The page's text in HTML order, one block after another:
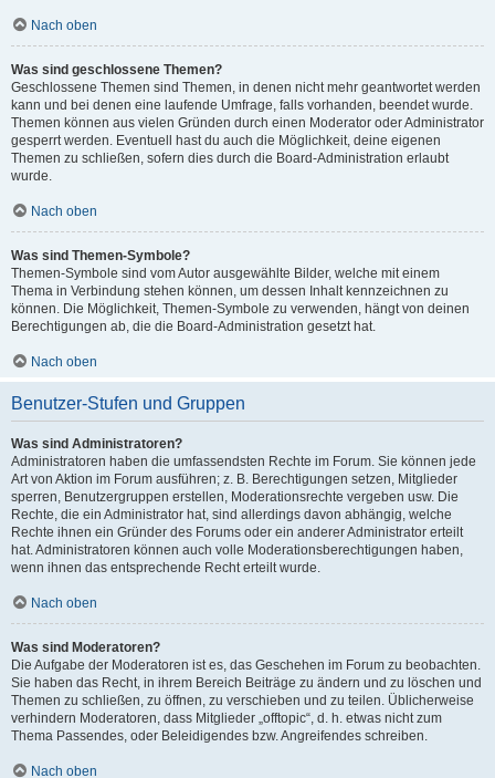
Nach oben
Was sind geschlossene Themen?
Geschlossene Themen sind Themen, in denen nicht mehr geantwortet werden
kann und bei denen eine laufende Umfrage, falls vorhanden, beendet wurde.
Themen können aus vielen Gründen durch einen Moderator oder Administrator
gesperrt werden. Eventuell hast du auch die Möglichkeit, deine eigenen
Themen zu schließen, sofern dies durch die Board-Administration erlaubt
wurde.
Nach oben
Was sind Themen-Symbole?
Themen-Symbole sind vom Autor ausgewählte Bilder, welche mit einem
Thema in Verbindung stehen können, um dessen Inhalt kennzeichnen zu
können. Die Möglichkeit, Themen-Symbole zu verwenden, hängt von deinen
Berechtigungen ab, die die Board-Administration gesetzt hat.
Nach oben
Benutzer-Stufen und Gruppen
Was sind Administratoren?
Administratoren haben die umfassendsten Rechte im Forum. Sie können jede
Art von Aktion im Forum ausführen; z. B. Berechtigungen setzen, Mitglieder
sperren, Benutzergruppen erstellen, Moderationsrechte vergeben usw. Die
Rechte, die ein Administrator hat, sind allerdings davon abhängig, welche
Rechte ihnen ein Gründer des Forums oder ein anderer Administrator erteilt
hat. Administratoren können auch volle Moderationsberechtigungen haben,
wenn ihnen das entsprechende Recht erteilt wurde.
Nach oben
Was sind Moderatoren?
Die Aufgabe der Moderatoren ist es, das Geschehen im Forum zu beobachten.
Sie haben das Recht, in ihrem Bereich Beiträge zu ändern und zu löschen und
Themen zu schließen, zu öffnen, zu verschieben und zu teilen. Üblicherweise
verhindern Moderatoren, dass Mitglieder „offtopic“, d. h. etwas nicht zum
Thema Passendes, oder Beleidigendes bzw. Angreifendes schreiben.
Nach oben